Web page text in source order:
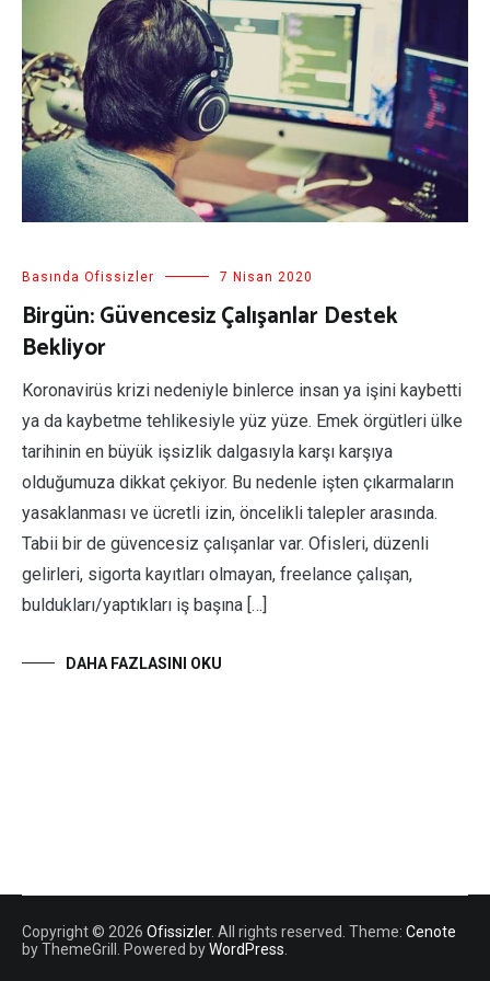
Basında Ofissizler 7 Nisan 2020
Birgün: Güvencesiz Çalışanlar Destek
Bekliyor
Koronavirüs krizi nedeniyle binlerce insan ya işini kaybetti
ya da kaybetme tehlikesiyle yüz yüze. Emek örgütleri ülke
tarihinin en büyük işsizlik dalgasıyla karşı karşıya
olduğumuza dikkat çekiyor. Bu nedenle işten çıkarmaların
yasaklanması ve ücretli izin, öncelikli talepler arasında.
Tabii bir de güvencesiz çalışanlar var. Ofisleri, düzenli
gelirleri, sigorta kayıtları olmayan, freelance çalışan,
buldukları/yaptıkları iş başına […]
DAHA FAZLASINI OKU
Copyright © 2026 Ofissizler. All rights reserved. Theme: Cenote
by ThemeGrill. Powered byWordPress.